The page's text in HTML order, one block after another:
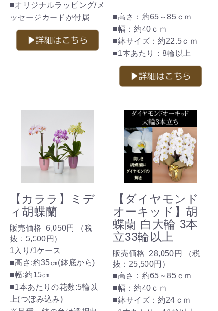
■オリジナルラッピング/メ
ッセージカードが付属
■高さ：約65～85ｃｍ
■幅：約40ｃｍ
■鉢サイズ：約22.5ｃｍ
■1本あたり：8輪以上
【カララ】ミデ
ィ胡蝶蘭
販売価格 6,050円
（税
抜： 5,500円 ）
1入り/1ケース
■高さ:約35㎝(鉢底から)
■幅:約15㎝
■1本あたりの花数:5輪以
上(つぼみ込み)
【ダイヤモンド
オーキッド】胡
蝶蘭 白大輪 3本
立33輪以上
販売価格 28,050円
（税
抜： 25,500円 ）
■高さ：約65～85ｃｍ
■幅：約40ｃｍ
■鉢サイズ：約24ｃｍ